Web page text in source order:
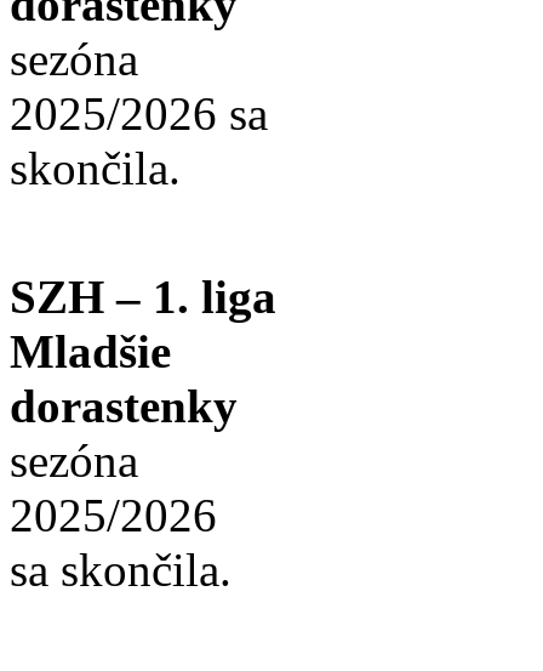
sezóna
2025/2026 sa
skončila.
SZH – 1. liga
Mladšie
dorastenky
sezóna
2025/2026
sa skončila.